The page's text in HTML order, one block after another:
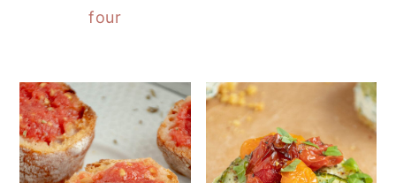
four